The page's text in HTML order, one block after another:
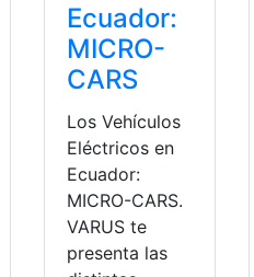
Ecuador:
MICRO-
CARS
Los Vehículos
Eléctricos en
Ecuador:
MICRO-CARS.
VARUS te
presenta las